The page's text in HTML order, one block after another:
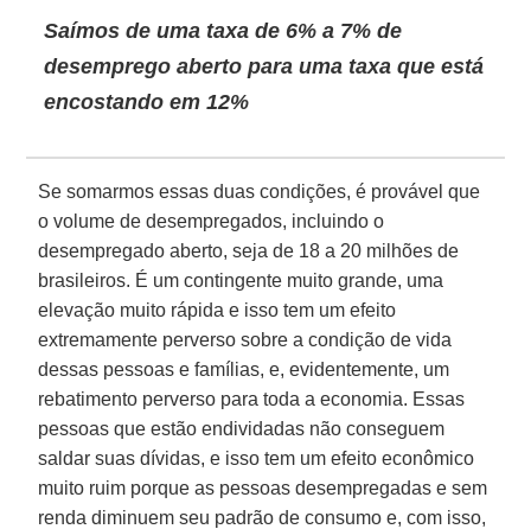
Saímos de uma taxa de 6% a 7% de
desemprego aberto para uma taxa que está
encostando em 12%
Se somarmos essas duas condições, é provável que
o volume de desempregados, incluindo o
desempregado aberto, seja de 18 a 20 milhões de
brasileiros. É um contingente muito grande, uma
elevação muito rápida e isso tem um efeito
extremamente perverso sobre a condição de vida
dessas pessoas e famílias, e, evidentemente, um
rebatimento perverso para toda a economia. Essas
pessoas que estão endividadas não conseguem
saldar suas dívidas, e isso tem um efeito econômico
muito ruim porque as pessoas desempregadas e sem
renda diminuem seu padrão de consumo e, com isso,